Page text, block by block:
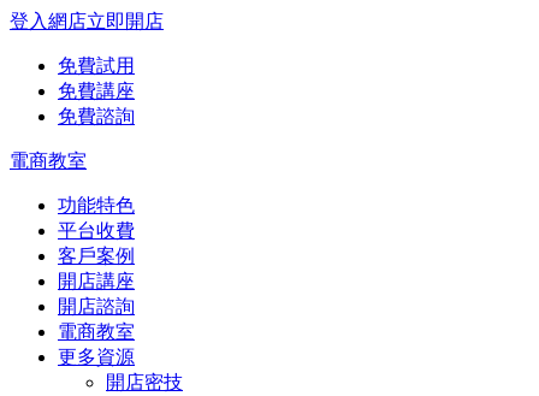
登入網店立即開店
免費試用
免費講座
免費諮詢
電商教室
功能特色
平台收費
客戶案例
開店講座
開店諮詢
電商教室
更多資源
開店密技